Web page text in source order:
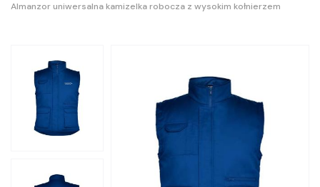
Almanzor uniwersalna kamizelka robocza z wysokim kołnierzem